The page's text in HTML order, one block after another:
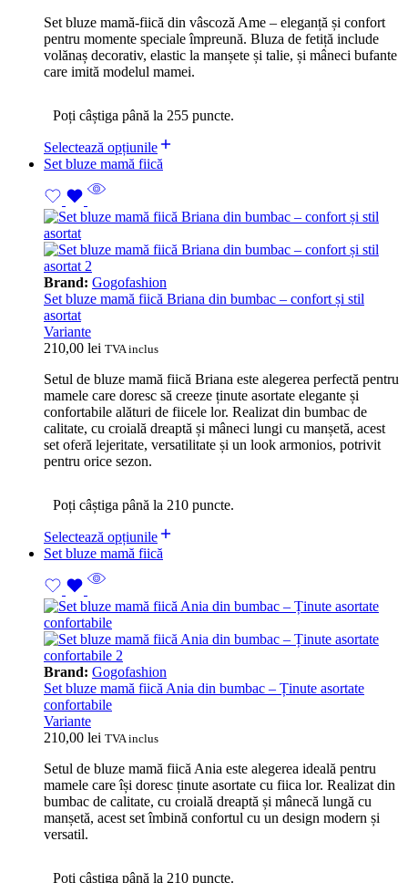
Set bluze mamă-fiică din vâscoză Ame – eleganță și confort
pentru momente speciale împreună. Bluza de fetiță include
volănaș decorativ, elastic la manșete și talie, și mâneci bufante
care imită modelul mamei.
Poți câștiga până la 255 puncte.
Selectează opțiunile
Set bluze mamă fiică
Brand: Gogofashion
Set bluze mamă fiică Briana din bumbac – confort și stil
asortat
Variante
210,00 lei TVA inclus
Setul de bluze mamă fiică Briana este alegerea perfectă pentru
mamele care doresc să creeze ținute asortate elegante și
confortabile alături de fiicele lor. Realizat din bumbac de
calitate, cu croială dreaptă și mâneci lungi cu manșetă, acest
set oferă lejeritate, versatilitate și un look armonios, potrivit
pentru orice sezon.
Poți câștiga până la 210 puncte.
Selectează opțiunile
Set bluze mamă fiică
Brand: Gogofashion
Set bluze mamă fiică Ania din bumbac – Ținute asortate
confortabile
Variante
210,00 lei TVA inclus
Setul de bluze mamă fiică Ania este alegerea ideală pentru
mamele care își doresc ținute asortate cu fiica lor. Realizat din
bumbac de calitate, cu croială dreaptă și mânecă lungă cu
manșetă, acest set îmbină confortul cu un design modern și
versatil.
Poți câștiga până la 210 puncte.